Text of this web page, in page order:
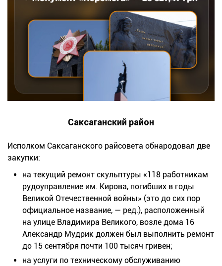
Саксаганский район
Исполком Саксаганского райсовета обнародовал две
закупки:
на текущий ремонт скульптуры «118 работникам
рудоуправление им. Кирова, погибших в годы
Великой Отечественной войны» (это до сих пор
официальное название, — ред.), расположенный
на улице Владимира Великого, возле дома 16
Александр Мудрик должен был выполнить ремонт
до 15 сентября почти 100 тысяч гривен;
на услуги по техническому обслуживанию